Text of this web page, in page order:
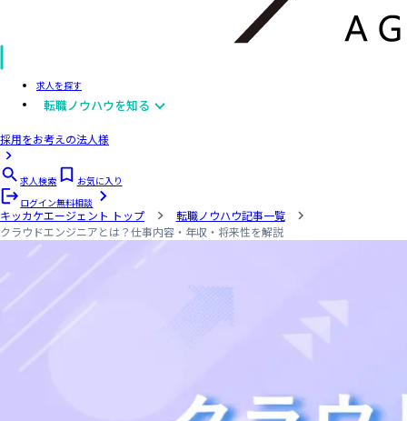
求人を探す
転職ノウハウを知る
採用をお考えの法人様
求人検索
お気に入り
ログイン無料相談
キッカケエージェント トップ
転職ノウハウ記事一覧
クラウドエンジニアとは？仕事内容・年収・将来性を解説